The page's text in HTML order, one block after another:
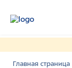
Главная страница